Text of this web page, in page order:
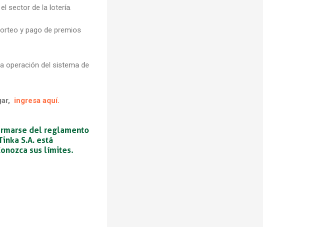
sector de la lotería.
y pago de premios
operación del sistema de
ingresa aquí.
del reglamento
S.A. está
sus límites.